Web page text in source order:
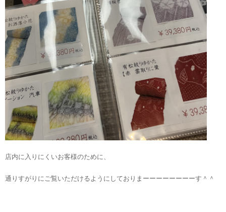
店内に入りにくいお客様のために、
通りすがりにご覧いただけるようにしておりまーーーーーーーーす＾＾